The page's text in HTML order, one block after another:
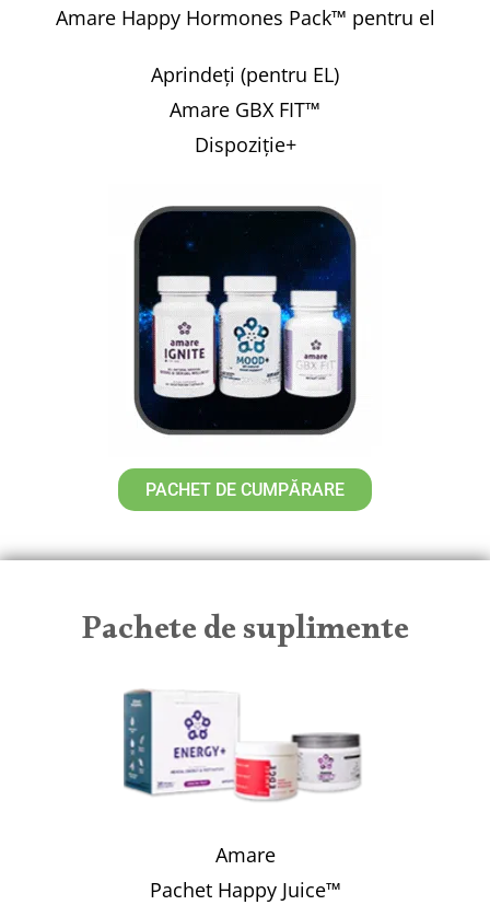
Amare Happy Hormones Pack™ pentru el
Aprindeți (pentru EL)
Amare GBX FIT™
Dispoziție+
PACHET DE CUMPĂRARE
Pachete de suplimente
Amare
Pachet Happy Juice™